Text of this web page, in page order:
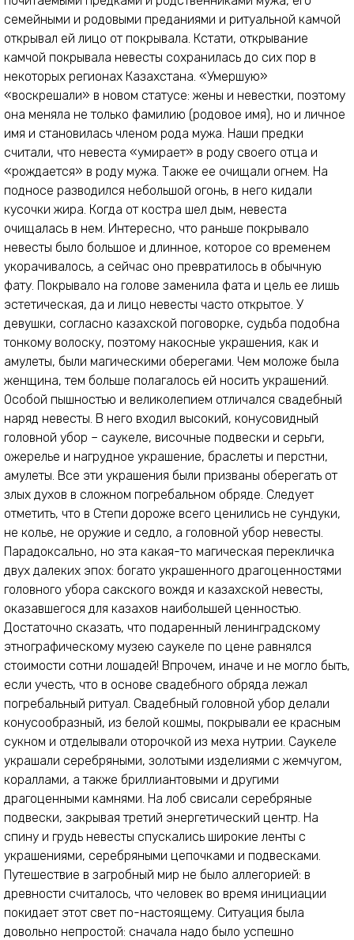
семейными и родовыми преданиями и ритуальной камчой
открывал ей лицо от покрывала. Кстати, открывание
камчой покрывала невесты сохранилась до сих пор в
некоторых регионах Казахстана. «Умершую»
«воскрешали» в новом статусе: жены и невестки, поэтому
она меняла не только фамилию (родовое имя), но и личное
имя и становилась членом рода мужа. Наши предки
считали, что невеста «умирает» в роду своего отца и
«рождается» в роду мужа. Также ее очищали огнем. На
подносе разводился небольшой огонь, в него кидали
кусочки жира. Когда от костра шел дым, невеста
очищалась в нем. Интересно, что раньше покрывало
невесты было большое и длинное, которое со временем
укорачивалось, а сейчас оно превратилось в обычную
фату. Покрывало на голове заменила фата и цель ее лишь
эстетическая, да и лицо невесты часто открытое. У
девушки, согласно казахской поговорке, судьба подобна
тонкому волоску, поэтому накосные украшения, как и
амулеты, были магическими оберегами. Чем моложе была
женщина, тем больше полагалось ей носить украшений.
Особой пышностью и великолепием отличался свадебный
наряд невесты. В него входил высокий, конусовидный
головной убор – саукеле, височные подвески и серьги,
ожерелье и нагрудное украшение, браслеты и перстни,
амулеты. Все эти украшения были призваны оберегать от
злых духов в сложном погребальном обряде. Следует
отметить, что в Степи дороже всего ценились не сундуки,
не колье, не оружие и седло, а головной убор невесты.
Парадоксально, но эта какая-то магическая перекличка
двух далеких эпох: богато украшенного драгоценностями
головного убора сакского вождя и казахской невесты,
оказавшегося для казахов наибольшей ценностью.
Достаточно сказать, что подаренный ленинградскому
этнографическому музею саукеле по цене равнялся
стоимости сотни лошадей! Впрочем, иначе и не могло быть,
если учесть, что в основе свадебного обряда лежал
погребальный ритуал. Свадебный головной убор делали
конусообразный, из белой кошмы, покрывали ее красным
сукном и отделывали оторочкой из меха нутрии. Саукеле
украшали серебряными, золотыми изделиями с жемчугом,
кораллами, а также бриллиантовыми и другими
драгоценными камнями. На лоб свисали серебряные
подвески, закрывая третий энергетический центр. На
спину и грудь невесты спускались широкие ленты с
украшениями, серебряными цепочками и подвесками.
Путешествие в загробный мир не было аллегорией: в
древности считалось, что человек во время инициации
покидает этот свет по-настоящему. Ситуация была
довольно непростой: сначала надо было успешно